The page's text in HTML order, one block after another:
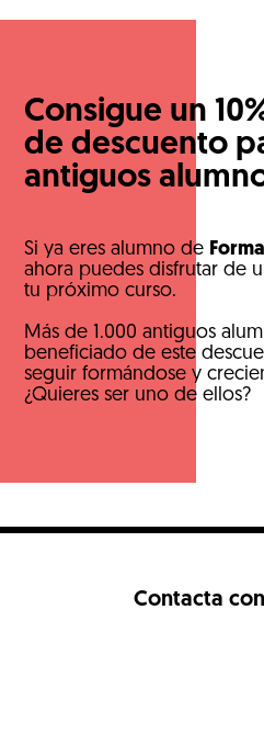
Consigue un
de descuento
antiguos
Si ya eres alumno de
ahora puedes disfrutar de
tu próximo curso.
Más de 1.000 antiguos
beneficiado de este
seguir formándose y
¿Quieres ser uno de ellos?
Contacta